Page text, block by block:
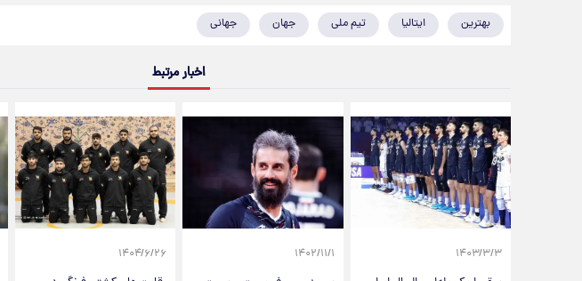
بهترین ایتالیا تیم ملی جهان جهانی
اخبار مرتبط
۱۴۰۳/۳/۳ ۱۴۰۲/۱۱/۱ ۱۴۰۴/۶/۲۶